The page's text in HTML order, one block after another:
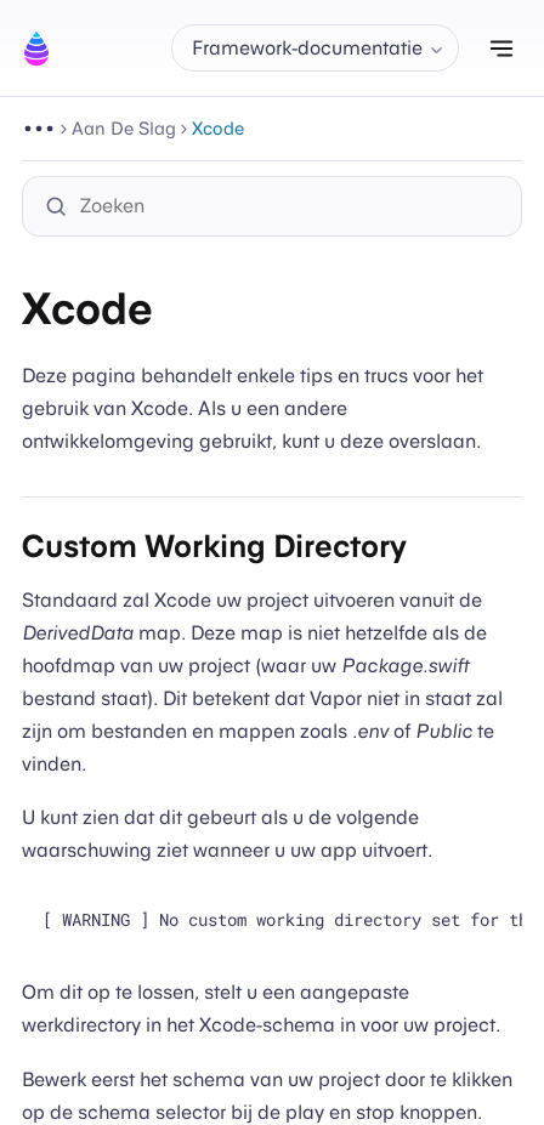
Framework-documentatie
Aan De Slag Xcode
Xcode
Deze pagina behandelt enkele tips en trucs voor het
gebruik van Xcode. Als u een andere
ontwikkelomgeving gebruikt, kunt u deze overslaan.
Custom Working Directory
Standaard zal Xcode uw project uitvoeren vanuit de
DerivedDatamap. Deze map is niet hetzelfde als de
hoofdmap van uw project (waar uw Package.swift
bestand staat). Dit betekent dat Vapor niet in staat zal
zijn om bestanden en mappen zoals .envof Publicte
vinden.
U kunt zien dat dit gebeurt als u de volgende
waarschuwing ziet wanneer u uw app uitvoert.
Om dit op te lossen, stelt u een aangepaste
werkdirectory in het Xcode-schema in voor uw project.
Bewerk eerst het schema van uw project door te klikken
op de schema selector bij de play en stop knoppen.